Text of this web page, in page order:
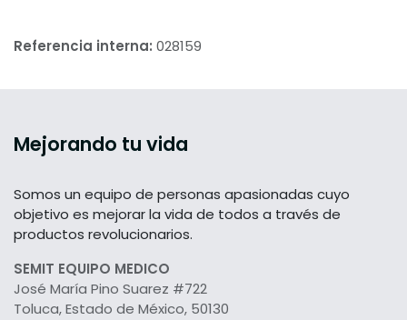
Referencia interna: 028159
Mejorando tu vida
Somos un equipo de personas apasionadas cuyo
objetivo es mejorar la vida de todos a través de
productos revolucionarios.
SEMIT EQUIPO MEDICO
José María Pino Suarez #722
Toluca, Estado de México, 50130